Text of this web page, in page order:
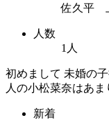
佐久平
人数
1人
初めまして 未婚の
人の小松菜奈はあ
新着